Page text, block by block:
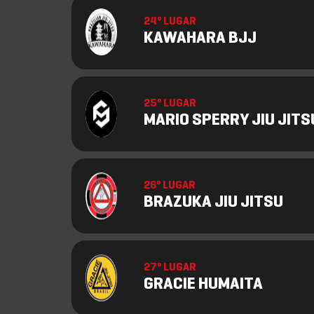
24º LUGAR
KAWAHARA BJJ
25º LUGAR
MARIO SPERRY JIU
26º LUGAR
BRAZUKA JIU JITSU
27º LUGAR
GRACIE HUMAITA